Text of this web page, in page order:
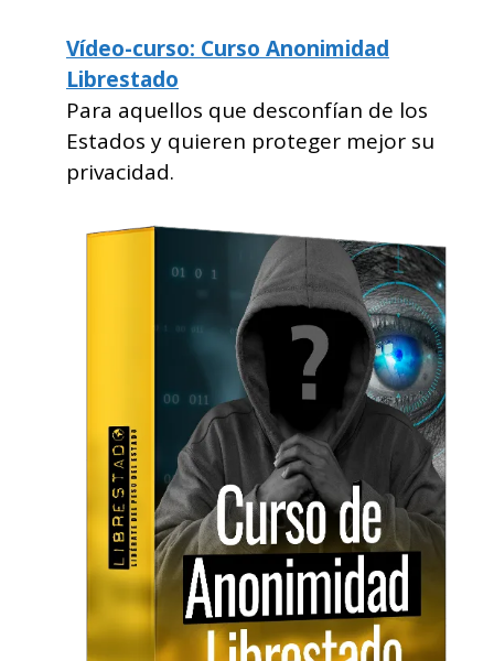
Vídeo-curso: Curso Anonimidad
Librestado
Para aquellos que desconfían de los
Estados y quieren proteger mejor su
privacidad.